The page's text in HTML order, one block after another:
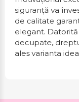
siguranță va
de calitate
elegant.
decupate,
ales varianta